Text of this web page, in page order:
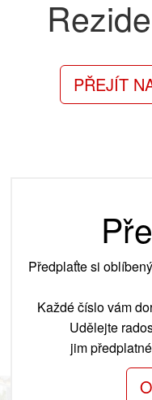
PŘEJÍT
Předplaťte si
Každé číslo vám
Udělejte
jim